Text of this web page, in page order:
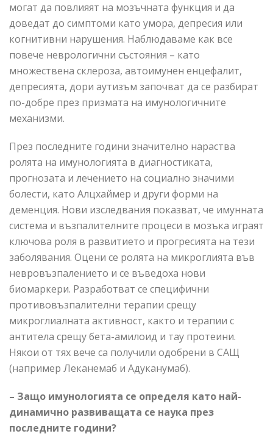
могат да повлияят на мозъчната функция и да
доведат до симптоми като умора, депресия или
когнитивни нарушения. Наблюдавамe как все
повече неврологични състояния – като
множествена склероза, автоимунен енцефалит,
депресията, дори аутизъм започват да се разбират
по-добре през призмата на имунологичните
механизми.
През последните години значително нараства
ролята на имунологията в диагностиката,
прогнозата и лечението на социално значими
болести, като Алцхаймер и други форми на
деменция. Нови изследвания показват, че имунната
система и възпалителните процеси в мозъка играят
ключова роля в развитието и прогресията на тези
заболявания. Оцени се ролята на микроглията във
невровъзпалението и се въведоха нови
биомаркери. Разработват се специфични
противовъзпалителни терапии срещу
микроглиалната активност, както и терапии с
антитела срещу бета-амилоид и тау протеини.
Някои от тях вече са получили одобрени в САЩ
(например Леканемаб и Адуканумаб).
– Защо имунологията се определя като най-
динамично развиващата се наука през
последните години?